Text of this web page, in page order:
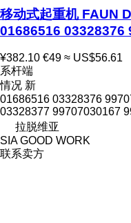
移动式起重机 FAUN
01686516 03328376
¥382.10 €49 ≈ US$56.61
系杆端
情况 新
01686516 03328376
03328377 99707030167
拉脱维亚
SIA GOOD WORK
联系卖方